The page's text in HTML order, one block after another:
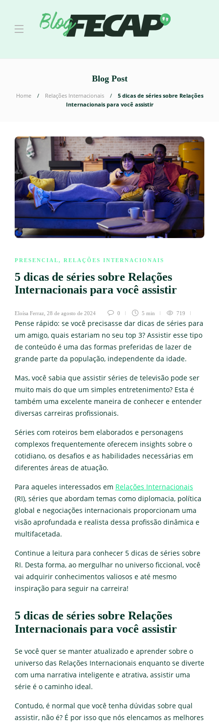
Blog Post
Home Relações Internacionais
5 dicas de séries sobre Relações
Internacionais para você assistir
PRESENCIAL, RELAÇÕES INTERNACIONAIS
5 dicas de séries sobre Relações
Internacionais para você assistir
Eloísa Ferraz 28 de agosto de 2024 0 5 min 719
Pense rápido: se você precisasse dar dicas de séries para
um amigo, quais estariam no seu top 3? Assistir esse tipo
de conteúdo é uma das formas preferidas de lazer de
grande parte da população, independente da idade.
Mas, você sabia que assistir séries de televisão pode ser
muito mais do que um simples entretenimento? Esta é
também uma excelente maneira de conhecer e entender
diversas carreiras profissionais.
Séries com roteiros bem elaborados e personagens
complexos frequentemente oferecem insights sobre o
cotidiano, os desafios e as habilidades necessárias em
diferentes áreas de atuação.
Para aqueles interessados em Relações Internacionais
(RI), séries que abordam temas como diplomacia, política
global e negociações internacionais proporcionam uma
visão aprofundada e realista dessa profissão dinâmica e
multifacetada.
Continue a leitura para conhecer 5 dicas de séries sobre
RI. Desta forma, ao mergulhar no universo ficcional, você
vai adquirir conhecimentos valiosos e até mesmo
inspiração para seguir na carreira!
5 dicas de séries sobre Relações
Internacionais para você assistir
Se você quer se manter atualizado e aprender sobre o
universo das Relações Internacionais enquanto se diverte
com uma narrativa inteligente e atrativa, assistir uma
série é o caminho ideal.
Contudo, é normal que você tenha dúvidas sobre qual
assistir, não é? É por isso que nós elencamos as melhores